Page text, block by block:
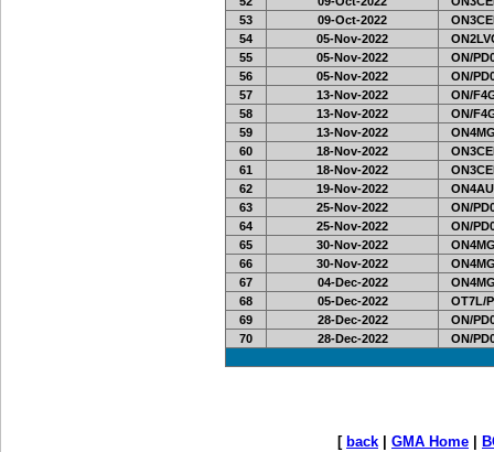
53
09-Oct-2022
54
05-Nov-2022
55
05-Nov-2022
ON/
56
05-Nov-2022
ON/
57
13-Nov-2022
ON/
58
13-Nov-2022
ON/
59
13-Nov-2022
60
18-Nov-2022
61
18-Nov-2022
62
19-Nov-2022
63
25-Nov-2022
ON/
64
25-Nov-2022
ON/
65
30-Nov-2022
66
30-Nov-2022
67
04-Dec-2022
68
05-Dec-2022
OT7L/P
69
28-Dec-2022
ON/
70
28-Dec-2022 ON/
[ back GMA Home